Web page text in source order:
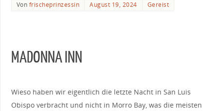
Von frischeprinzessin August 19, 2024 Gereist
MADONNA INN
Wieso haben wir eigentlich die letzte Nacht in San Luis
Obispo verbracht und nicht in Morro Bay, was die meisten